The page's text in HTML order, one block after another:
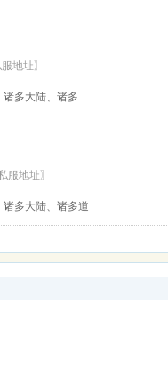
地址〗
多大陆、诸多
服地址〗
多大陆、诸多道